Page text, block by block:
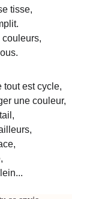
tisse,
couleurs,
tout est cycle,
une couleur,